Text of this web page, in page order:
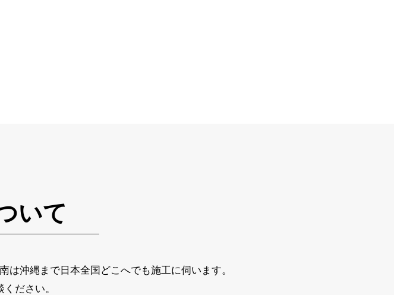
いて
沖縄まで日本全国どこへでも施工に伺います。
ださい。